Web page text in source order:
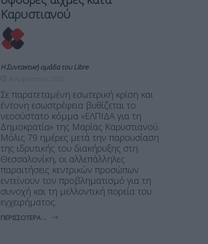
Καρυστιανού
Η Συντακτική ομάδα του Libre
Σε παρατεταμένη εσωτερική κρίση και
έντονη εσωστρέφεια βυθίζεται το
νεοσύστατο κόμμα «ΕΛΠΙΔΑ για τη
Δημοκρατία» της Μαρίας Καρυστιανού.
Μόλις 79 ημέρες μετά την παρουσίαση
της ιδρυτικής του διακήρυξης στη
Θεσσαλονίκη, οι αλλεπάλληλες
παραιτήσεις κεντρικών προσώπων
εντείνουν τον προβληματισμό για τη
συνοχή και τη μελλοντική πορεία του
εγχειρήματος.
ΠΕΡΙΣΣΌΤΕΡΑ ...